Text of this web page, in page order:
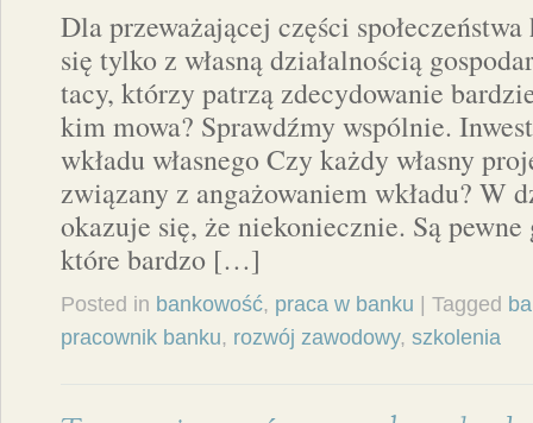
Dla przeważającej części
się tylko z własną działalnością
tacy, którzy patrzą zdecydowanie
kim mowa? Sprawdźmy wspólnie.
wkładu własnego Czy każdy własny
związany z angażowaniem wkładu? W
okazuje się, że niekoniecznie. Są
które bardzo […]
Posted in bankowość, praca w banku | Tagged
pracownik banku, rozwój zawodowy, szkolenia